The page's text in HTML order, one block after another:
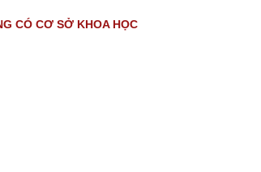
CÓ CƠ SỞ KHOA HỌC